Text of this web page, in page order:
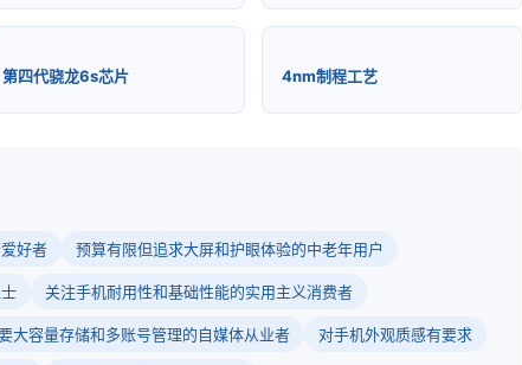
第四代骁龙6s芯片 4nm制程工艺
好者 预算有限但追求大屏和护眼体验的中老年用户
关注手机耐用性和基础性能的实用主义消费者
大容量存储和多账号管理的自媒体从业者 对手机外观质感有要求